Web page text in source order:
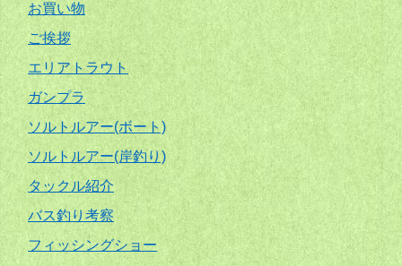
お買い物
ご挨拶
エリアトラウト
ガンプラ
ソルトルアー(ボート)
ソルトルアー(岸釣り)
タックル紹介
バス釣り考察
フィッシングショー